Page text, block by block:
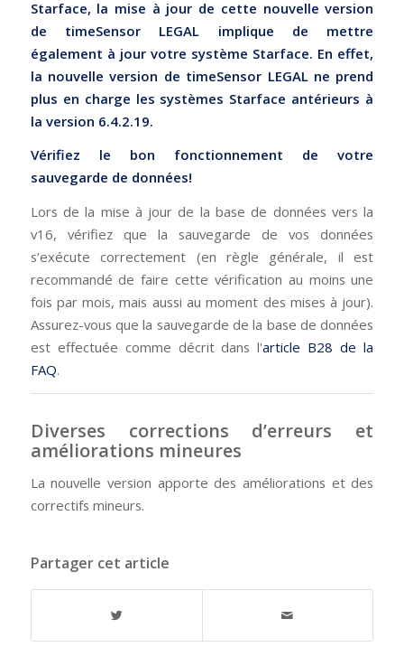
Starface, la mise à jour de cette nouvelle version
de timeSensor LEGAL implique de mettre
également à jour votre système Starface. En effet,
la nouvelle version de timeSensor LEGAL ne prend
plus en charge les systèmes Starface antérieurs à
la version 6.4.2.19.
Vérifiez le bon fonctionnement de votre
sauvegarde de données!
Lors de la mise à jour de la base de données vers la
v16, vérifiez que la sauvegarde de vos données
s’exécute correctement (en règle générale, il est
recommandé de faire cette vérification au moins une
fois par mois, mais aussi au moment des mises à jour).
Assurez-vous que la sauvegarde de la base de données
est effectuée comme décrit dans l'article B28 de la
FAQ.
Diverses corrections d’erreurs et
améliorations mineures
La nouvelle version apporte des améliorations et des
correctifs mineurs.
Partager cet article